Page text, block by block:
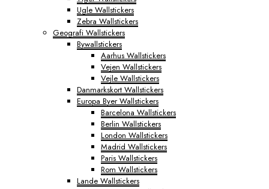
Ugle Wallstickers
Zebra Wallstickers
Geografi Wallstickers
Bywallstickers
Aarhus Wallstickers
Vejen Wallstickers
Vejle Wallstickers
Danmarkskort Wallstickers
Europa Byer Wallstickers
Barcelona Wallstickers
Berlin Wallstickers
London Wallstickers
Madrid Wallstickers
Paris Wallstickers
Rom Wallstickers
Lande Wallstickers